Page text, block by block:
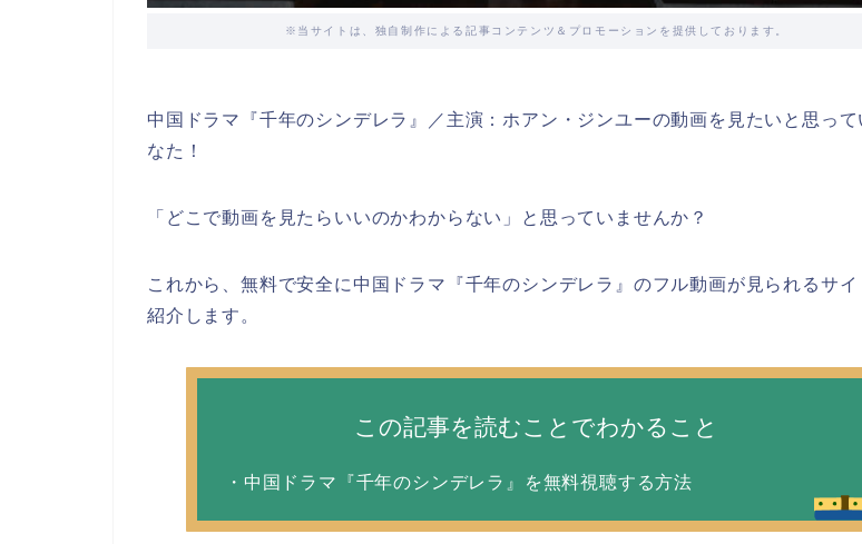
※当サイトは、独自制作による記事コンテンツ＆プロモーションを提供しております。
中国ドラマ『千年のシンデレラ』／主演：ホアン・ジンユーの動画を見たいと思って
なた！
「どこで動画を見たらいいのかわからない」と思っていませんか？
これから、無料で安全に中国ドラマ『千年のシンデレラ』のフル動画が見られるサイ
紹介します。
この記事を読むことでわかること
・中国ドラマ『千年のシンデレラ』を無料視聴する方法